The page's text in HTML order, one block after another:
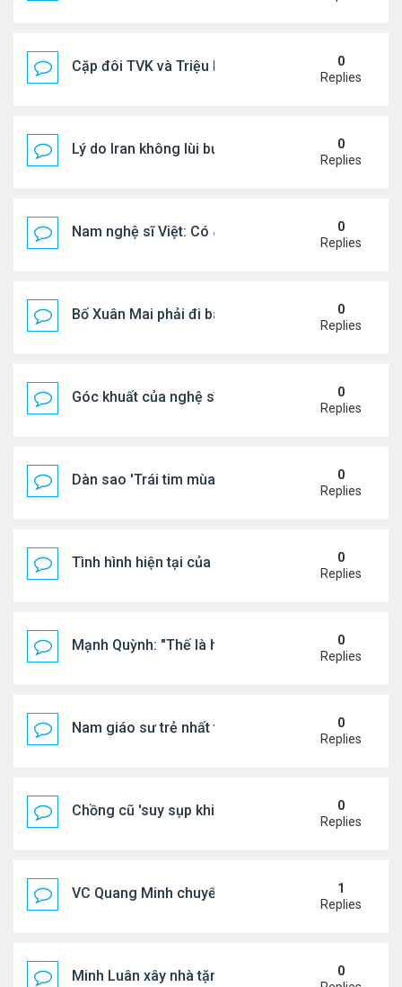
Cặp đôi TVK và Triệu Mẫn được yêu thích nhất
0
Replies
Lý do Iran không lùi bước trước lời đe dọa của
0
Replies
Nam nghệ sĩ Việt: Có 4 nhà ở Pháp, sống gần
0
Replies
Bố Xuân Mai phải đi bán cơm ở Mỹ
0
Replies
Góc khuất của nghệ sĩ Hoài Tâm
0
Replies
Dàn sao 'Trái tim mùa thu' sau 26 năm
0
Replies
Tình hình hiện tại của Quang Lê
0
Replies
Mạnh Quỳnh: "Thế là hết"
0
Replies
Nam giáo sư trẻ nhất thế giới ở tuổi 18
0
Replies
Chồng cũ 'suy sụp khi biết tin Nicole Kidman có
0
Replies
VC Quang Minh chuyển về tổ ấm
1
Replies
Minh Luân xây nhà tặng cha mẹ
0